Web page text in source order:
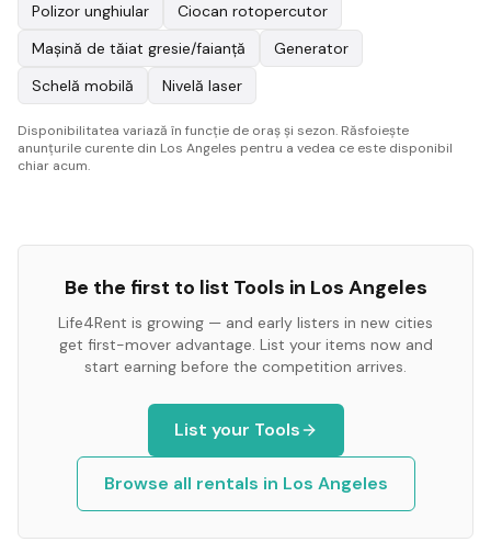
Polizor unghiular
Ciocan rotopercutor
Mașină de tăiat gresie/faianță
Generator
Schelă mobilă
Nivelă laser
Disponibilitatea variază în funcție de oraș și sezon. Răsfoiește
anunțurile curente din Los Angeles pentru a vedea ce este disponibil
chiar acum.
Be the first to list Tools in Los Angeles
Life4Rent is growing — and early listers in new cities
get first-mover advantage. List your items now and
start earning before the competition arrives.
List your Tools
Browse all rentals in Los Angeles